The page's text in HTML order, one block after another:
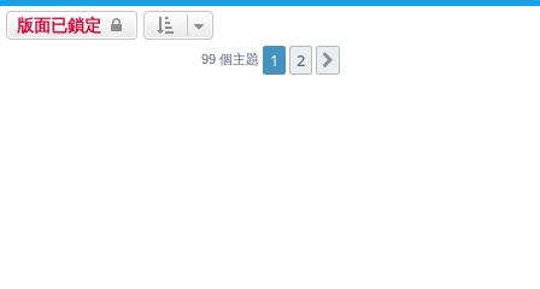
版面已鎖定
99 個主題 1 2